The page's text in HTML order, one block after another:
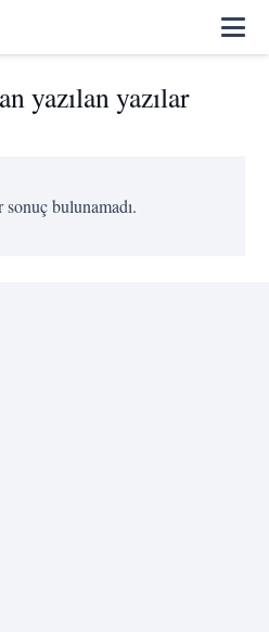
yazılan yazılar
bulunamadı.